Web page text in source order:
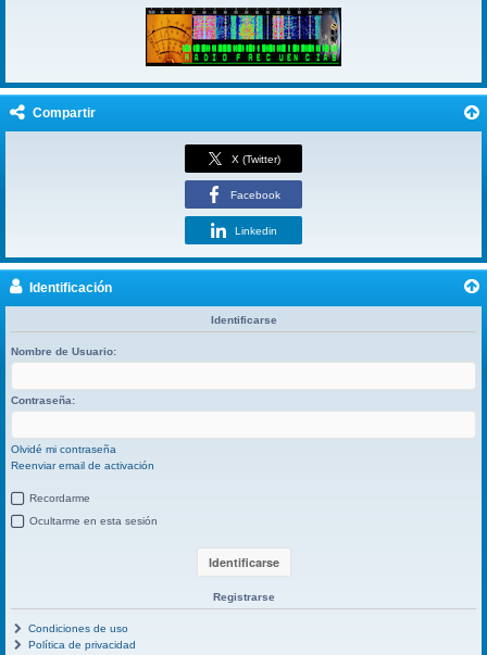
Compartir
X (Twitter)
Facebook
Linkedin
Identificación
Identificarse
Nombre de Usuario:
Contraseña:
Olvidé mi contraseña
Reenviar email de activación
Recordarme
Ocultarme en esta sesión
Registrarse
Condiciones de uso
Política de privacidad